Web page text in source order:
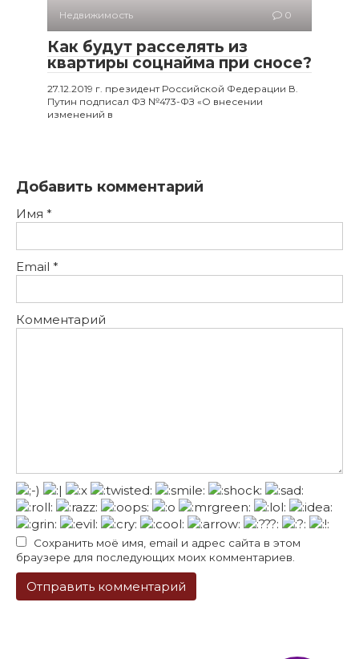
Недвижимость 0
Как будут расселять из
квартиры соцнайма при сносе?
27.12.2019 г. президент Российской Федерации В.
Путин подписал ФЗ №473-ФЗ «О внесении
изменений в
Добавить комментарий
Имя *
Email *
Комментарий
Сохранить моё имя, email и адрес сайта в этом
браузере для последующих моих комментариев.